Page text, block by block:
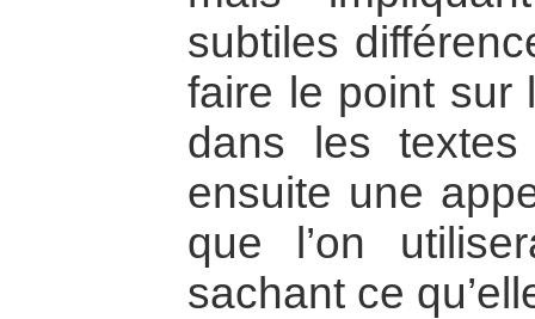
subtiles
faire le point sur
dans les
ensuite une
que l’on
sachant ce